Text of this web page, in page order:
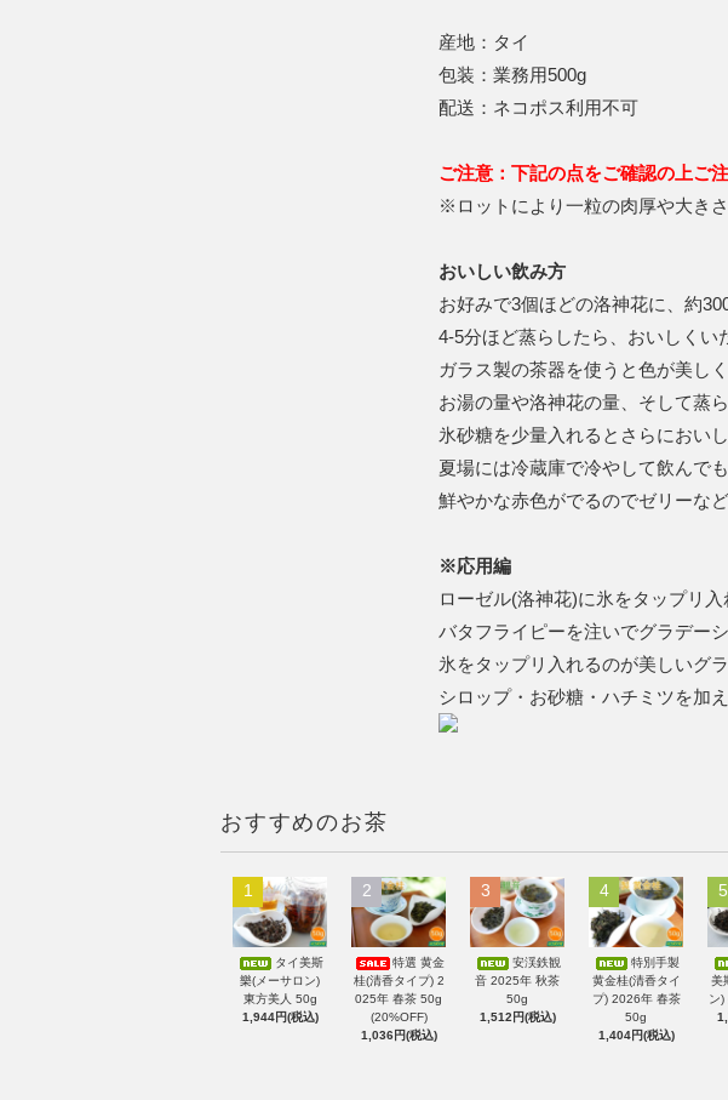
産地：タイ
包装：業務用500g
配送：ネコポス利用不可
ご注意：下記の点をご確認の上ご
※ロットにより一粒の肉厚や大きさ
おいしい飲み方
お好みで3個ほどの洛神花に、約
4-5分ほど蒸らしたら、おいしくい
ガラス製の茶器を使うと色が美しく
お湯の量や洛神花の量、そして蒸
氷砂糖を少量入れるとさらにおい
夏場には冷蔵庫で冷やして飲んで
鮮やかな赤色がでるのでゼリーな
※応用編
ローゼル(洛神花)に氷をタップリ入
バタフライピーを注いでグラデー
氷をタップリ入れるのが美しいグ
シロップ・お砂糖・ハチミツを加
おすすめのお茶
1
タイ美斯
樂(メーサロン)
東方美人 50g
1,944円(税込)
2
特選 黄金
桂(清香タイプ) 2
025年 春茶 50g
(20%OFF)
1,036円(税込)
3
安渓鉄観
音 2025年 秋茶
50g
1,512円(税込)
4
特別手製
黄金桂(清香タイ
プ) 2026年 春茶
50g
1,404円(税込)
5
美
ン)